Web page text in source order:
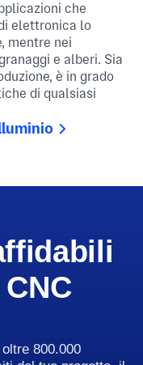
che
elettronica lo
mentre nei
e alberi. Sia
è in grado
di qualsiasi
800.000